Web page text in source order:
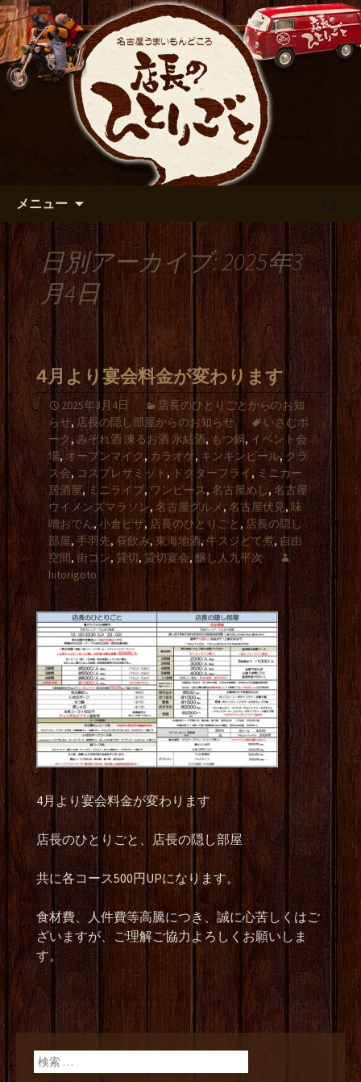
名古屋市伏見の居酒屋【店長の
ひとりごと】のブログ
出張や観光に名古屋めしがおすすめで
す
メニュー
日別アーカイブ: 2025年3
月4日
4月より宴会料金が変わります
2025年3月4日
店長のひとりごとからのお知
らせ, 店長の隠し部屋からのお知らせ
いさむポ
ーク,みぞれ酒 凍るお酒 氷結酒, もつ鍋, イベント会
場,オープンマイク, カラオケ,キンキンビール, クラ
ス会,コスプレサミット , ドクターフライ, ミニカー
居酒屋, ミニライブ,ワンピース, 名古屋めし,名古屋
ウイメンズマラソン, 名古屋グルメ , 名古屋伏見, 味
噌おでん, 小倉ピザ, 店長のひとりごと , 店長の隠し
部屋, 手羽先, 昼飲み, 東海地酒,牛スジどて煮, 自由
空間, 街コン, 貸切, 貸切宴会, 醸し人九平次
hitorigoto
4月より宴会料金が変わります
店長のひとりごと、店長の隠し部屋
共に各コース500円UPになります。
食材費、人件費等高騰につき、誠に心苦しくはご
ざいますが、ご理解ご協力よろしくお願いしま
す。
検索: